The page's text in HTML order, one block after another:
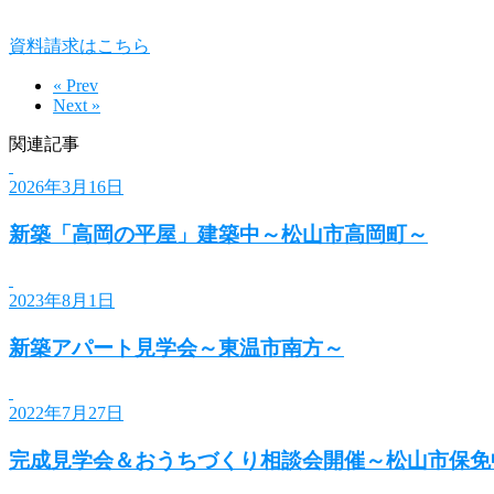
資料請求はこちら
« Prev
Next »
関連記事
2026年3月16日
新築「高岡の平屋」建築中～松山市高岡町～
2023年8月1日
新築アパート見学会～東温市南方～
2022年7月27日
完成見学会＆おうちづくり相談会開催～松山市保